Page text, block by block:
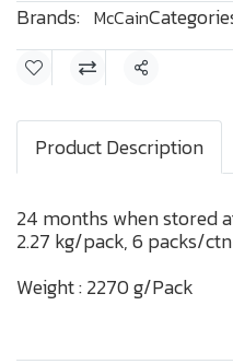
Brands: McCain
Share
Product Description
24 months when stored
2.27 kg/pack, 6 packs/ctn
Weight : 2270 g/Pack